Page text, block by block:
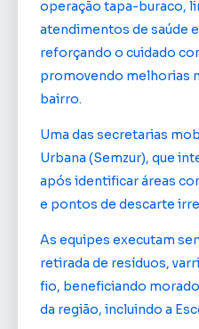
operação tapa-buraco,
atendimentos de saúde
reforçando o cuidado
promovendo melhorias
bairro.
Uma das secretarias
Urbana (Semzur), que
após identificar áreas
e pontos de descarte
As equipes executam
retirada de resíduos,
fio, beneficiando
da região, incluindo a